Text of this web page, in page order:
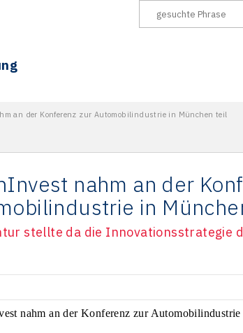
an der Konferenz zur Automobilindustrie in München teil
nahm an der
in
stellte da die Innovationsstrategie